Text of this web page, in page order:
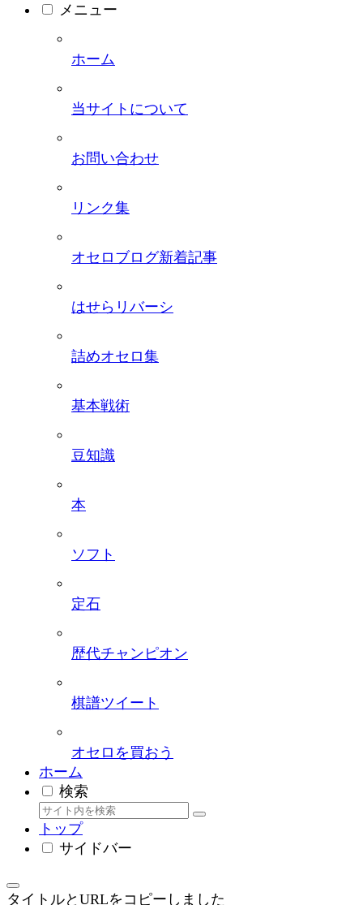
メニュー
ホーム
当サイトについて
お問い合わせ
リンク集
オセロブログ新着記事
はせらリバーシ
詰めオセロ集
基本戦術
豆知識
本
ソフト
定石
歴代チャンピオン
棋譜ツイート
オセロを買おう
ホーム
検索
トップ
サイドバー
タイトルとURLをコピーしました